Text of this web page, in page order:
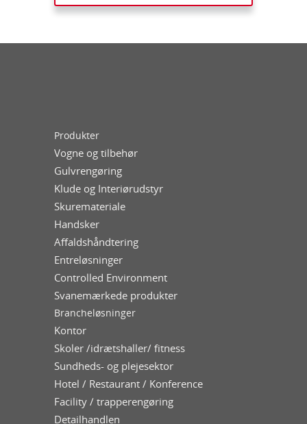
Produkter
Vogne og tilbehør
Gulvrengøring
Klude og Interiørudstyr
Skuremateriale
Handsker
Affaldshåndtering
Entreløsninger
Controlled Environment
Svanemærkede produkter
Brancheløsninger
Kontor
Skoler /idrætshaller/ fitness
Sundheds- og plejesektor
Hotel / Restaurant / Konference
Facility / trapperengøring
Detailhandlen